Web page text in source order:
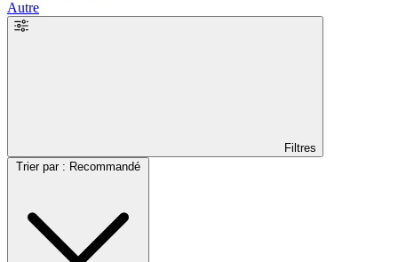
Autre
Filtres